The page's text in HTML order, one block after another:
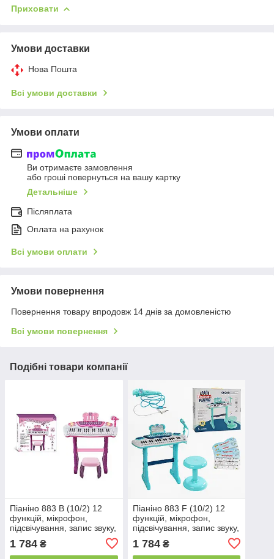
Приховати
Умови доставки
Нова Пошта
Всі умови доставки
Умови оплати
Ви отримаєте замовлення
або гроші повернуться на вашу картку
Детальніше
Післяплата
Оплата на рахунок
Всі умови оплати
Умови повернення
Повернення товару впродовж 14 днів за домовленістю
Всі умови повернення
Подібні товари компанії
Піаніно 883 B (10/2) 12
функцій, мікрофон,
підсвічування, запис звуку,
звукові ефекти, стілець, у
коробці
1 784 ₴
Піаніно 883 F (10/2) 12
функцій, мікрофон,
підсвічування, запис звуку,
звукові ефекти, стілець, у
коробці
1 784₴